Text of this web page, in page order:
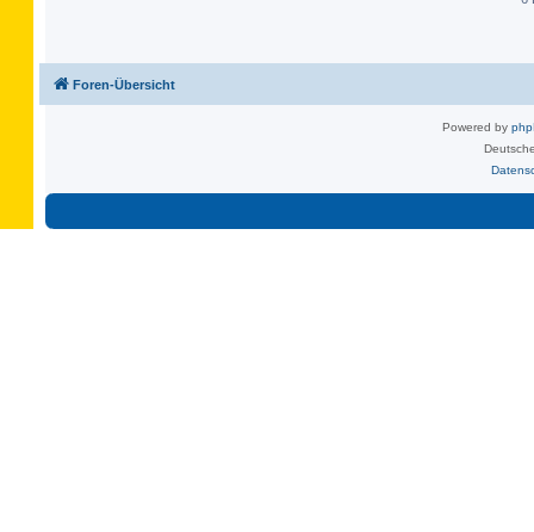
Foren-Übersicht
Powered by